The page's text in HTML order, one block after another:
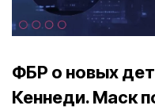
ФБР о новых
Кеннеди. Маск